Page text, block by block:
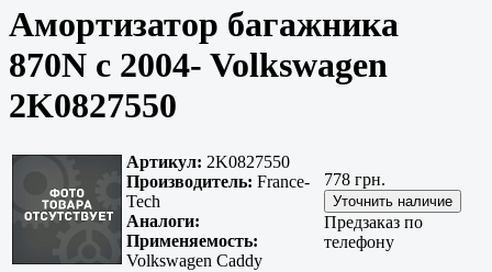
Амортизатор багажника
870N c 2004- Volkswagen
2K0827550
Артикул: 2K0827550
Производитель: France-
Tech
Аналоги:
Применяемость:
Volkswagen Caddy
778 грн.
Предзаказ по
телефону